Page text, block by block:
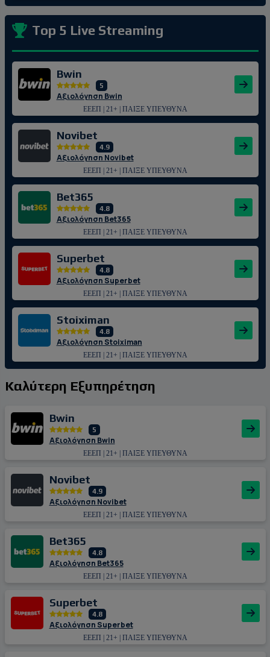
Top 5 Live Streaming
Bwin
5
Αξιολόγηση Bwin
ΕΕΕΠ | 21+ | ΠΑΙΞΕ ΥΠΕΥΘΥΝΑ
Novibet
4.9
Αξιολόγηση Novibet
ΕΕΕΠ | 21+ | ΠΑΙΞΕ ΥΠΕΥΘΥΝΑ
Bet365
4.8
Αξιολόγηση Bet365
ΕΕΕΠ | 21+ | ΠΑΙΞΕ ΥΠΕΥΘΥΝΑ
Superbet
4.8
Αξιολόγηση Superbet
ΕΕΕΠ | 21+ | ΠΑΙΞΕ ΥΠΕΥΘΥΝΑ
Stoiximan
4.8
Αξιολόγηση Stoiximan
ΕΕΕΠ | 21+ | ΠΑΙΞΕ ΥΠΕΥΘΥΝΑ
Καλύτερη Εξυπηρέτηση
Bwin
5
Αξιολόγηση Bwin
ΕΕΕΠ | 21+ | ΠΑΙΞΕ ΥΠΕΥΘΥΝΑ
Novibet
4.9
Αξιολόγηση Novibet
ΕΕΕΠ | 21+ | ΠΑΙΞΕ ΥΠΕΥΘΥΝΑ
Bet365
4.8
Αξιολόγηση Bet365
ΕΕΕΠ | 21+ | ΠΑΙΞΕ ΥΠΕΥΘΥΝΑ
Superbet
4.8
Αξιολόγηση Superbet
ΕΕΕΠ | 21+ | ΠΑΙΞΕ ΥΠΕΥΘΥΝΑ